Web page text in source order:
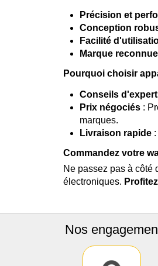
Précision et
Conception
Facilité
Marque reconnue
Pourquoi choisir
Conseils
Prix négociés :
marques.
Livraison rapide
Commandez votre
Ne passez pas à côté
électroniques.
Nos